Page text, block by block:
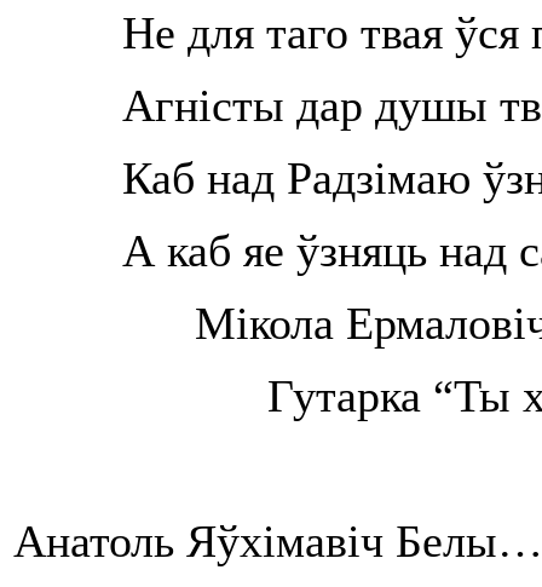
Не для таго твая ўся
Агністы дар душы
Каб над Радзімаю
А каб яе ўзняць над
Мікола
Гутарка “Ты
Анатоль Яўхімавіч Белы…